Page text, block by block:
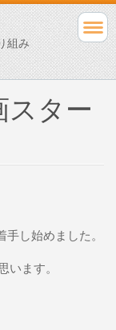
組み
スター
し始めました。
ます。